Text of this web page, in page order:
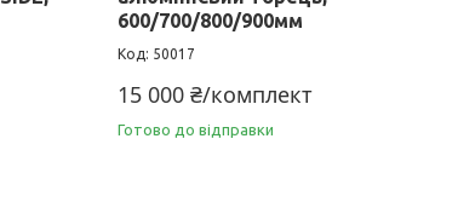
600/700/800/900мм
50017
15 000 ₴/комплект
Готово до відправки